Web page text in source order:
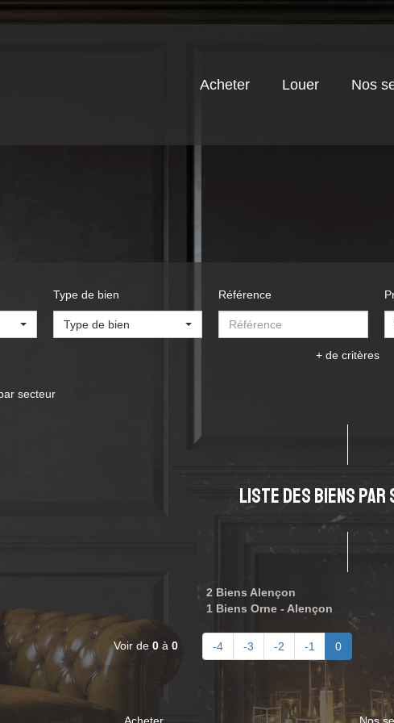
Acheter Louer Nos
Type de bien
Type de bien
Référence
+ de critères
secteur
LISTE DES BIENS PAR
2 Biens Alençon
1 Biens Orne - Alençon
Voir de 0 à 0 -4 -3 -2 -1 0